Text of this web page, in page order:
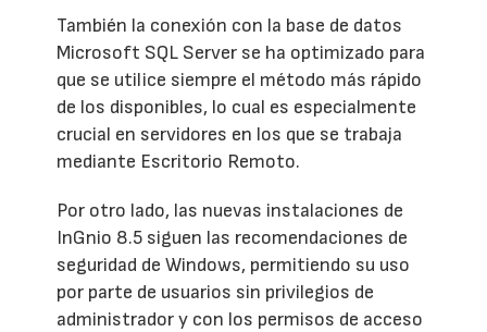
También la conexión con la base de datos
Microsoft SQL Server se ha optimizado para
que se utilice siempre el método más rápido
de los disponibles, lo cual es especialmente
crucial en servidores en los que se trabaja
mediante Escritorio Remoto.
Por otro lado, las nuevas instalaciones de
InGnio 8.5 siguen las recomendaciones de
seguridad de Windows, permitiendo su uso
por parte de usuarios sin privilegios de
administrador y con los permisos de acceso